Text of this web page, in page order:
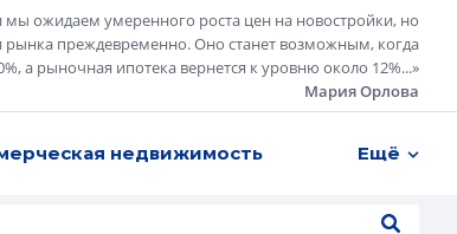
мы ожидаем умеренного роста цен на новостройки, но
рынка преждевременно. Оно станет возможным, когда
а рыночная ипотека вернется к уровню около 12%...»
Мария Орлова
недвижимость Ещё